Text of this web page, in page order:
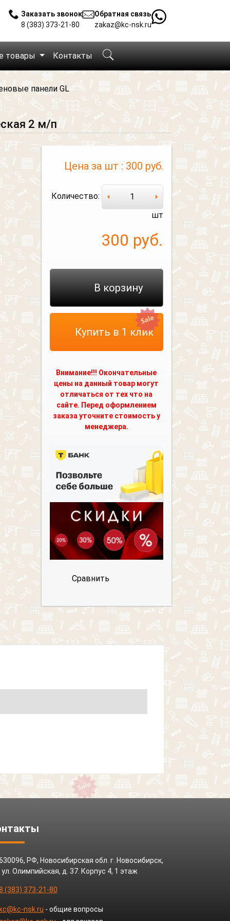
Заказать звонок
8 (383) 373-21-80
Обратная связь
zakaz@kc-nsk.ru
товары Контакты
панели GL
2 м/п
Цена за шт : 300 руб.
Количество:
шт
300 руб.
В корзину
Купить в 1 клик
Внимание!!! Окончательные
цены на данный товар могут
отличаться от тех что на
сайте. Перед оформлением
заказа уточните стоимость у
менеджера.
Сравнить
РФ, Новосибирская обл. г. Новосибирск,
ул. Олимпийская, д. 37. Корпус 4, 1 этаж
(383) 373-21-80
kc@kc-nsk.ru - общие вопросы